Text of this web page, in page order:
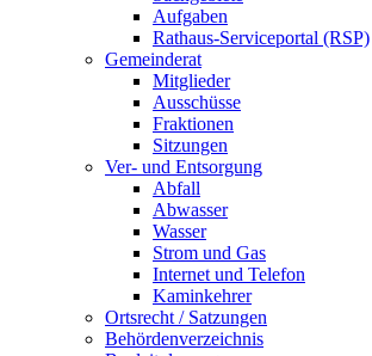
Aufgaben
Rathaus-Serviceportal (RSP)
Gemeinderat
Mitglieder
Ausschüsse
Fraktionen
Sitzungen
Ver- und Entsorgung
Abfall
Abwasser
Wasser
Strom und Gas
Internet und Telefon
Kaminkehrer
Ortsrecht / Satzungen
Behördenverzeichnis